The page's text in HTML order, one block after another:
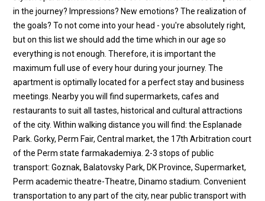
in the journey? Impressions? New emotions? The realization of
the goals? To not come into your head - you're absolutely right,
but on this list we should add the time which in our age so
everything is not enough. Therefore, it is important the
maximum full use of every hour during your journey. The
apartment is optimally located for a perfect stay and business
meetings. Nearby you will find supermarkets, cafes and
restaurants to suit all tastes, historical and cultural attractions
of the city. Within walking distance you will find: the Esplanade
Park. Gorky, Perm Fair, Central market, the 17th Arbitration court
of the Perm state farmakademiya. 2-3 stops of public
transport: Goznak, Balatovsky Park, DK Province, Supermarket,
Perm academic theatre-Theatre, Dinamo stadium. Convenient
transportation to any part of the city, near public transport with